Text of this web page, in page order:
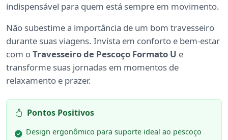
indispensável para quem está sempre em movimento.
Não subestime a importância de um bom travesseiro
durante suas viagens. Invista em conforto e bem-estar
com oTravesseiro de Pescoço Formato U e
transforme suas jornadas em momentos de
relaxamento e prazer.
Pontos Positivos
Design ergonômico para suporte ideal ao pescoço